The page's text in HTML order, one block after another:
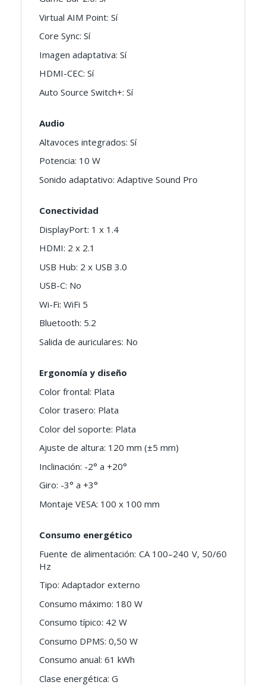
Virtual AIM Point: Sí
Core Sync: Sí
Imagen adaptativa: Sí
HDMI-CEC: Sí
Auto Source Switch+: Sí
Audio
Altavoces integrados: Sí
Potencia: 10 W
Sonido adaptativo: Adaptive Sound Pro
Conectividad
DisplayPort: 1 x 1.4
HDMI: 2 x 2.1
USB Hub: 2 x USB 3.0
USB-C: No
Wi-Fi: WiFi 5
Bluetooth: 5.2
Salida de auriculares: No
Ergonomía y diseño
Color frontal: Plata
Color trasero: Plata
Color del soporte: Plata
Ajuste de altura: 120 mm (±5 mm)
Inclinación: -2° a +20°
Giro: -3° a +3°
Montaje VESA: 100 x 100 mm
Consumo energético
Fuente de alimentación: CA 100–240 V, 50/60
Hz
Tipo: Adaptador externo
Consumo máximo: 180 W
Consumo típico: 42 W
Consumo DPMS: 0,50 W
Consumo anual: 61 kWh
Clase energética: G